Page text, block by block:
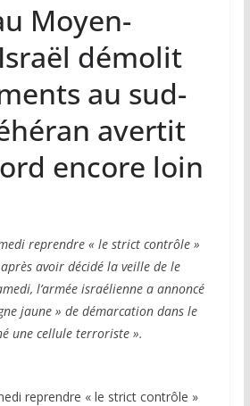
Moyen-
démolit
au sud-
avertit
encore loin
reprendre « le strict contrôle »
avoir décidé la veille de le
l’armée israélienne a annoncé
jaune » de démarcation dans le
une cellule terroriste ».
reprendre « le strict contrôle »